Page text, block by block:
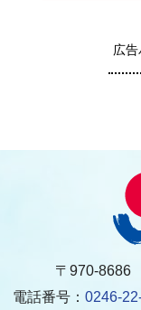
広
〒970-8686
電話番号： 0246-